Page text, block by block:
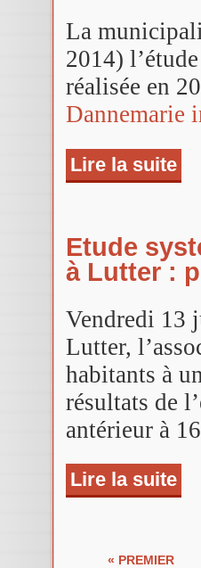
La
2014)
réalisée en
Dannemarie
Lire la suite
et
Etude
à Lutter :
Vendredi 13
Lutter,
habitants à
résultats de
antérieur à
Lire la suite
Pages« PREMIER